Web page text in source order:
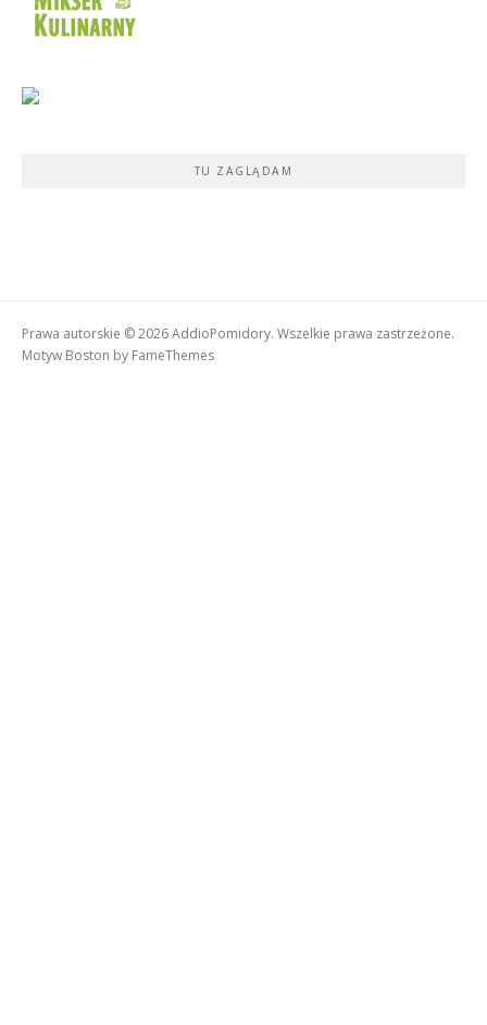
TU ZAGLĄDAM
Prawa autorskie © 2026 AddioPomidory. Wszelkie prawa zastrzeżone.
Motyw Boston by FameThemes